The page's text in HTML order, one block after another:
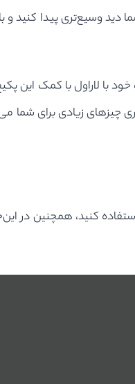
وسیع‌تری پیدا کنید و با
با لاراول با کمک این
چیزهای زیادی برای شما